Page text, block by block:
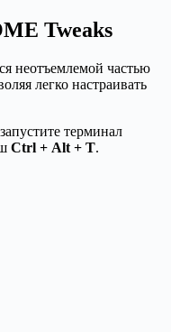
Tweaks
неотъемлемой частью
легко настраивать
терминал
Ctrl + Alt + T.